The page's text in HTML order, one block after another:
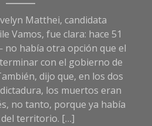
Matthei, candidata
Vamos, fue clara: hace 51
había otra opción que el
con el gobierno de
dijo que, en los dos
los muertos eran
no tanto, porque ya había
territorio. […]